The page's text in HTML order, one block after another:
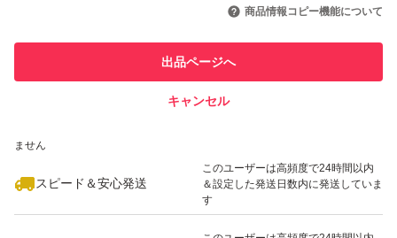
引を完了させた実績があります
での取引実績があります
ません
スピード＆安心発送
このユーザーは高頻度で24時間以内
＆設定した発送日数内に発送していま
す
商品情報コピー機能について
出品ページへ
キャンセル